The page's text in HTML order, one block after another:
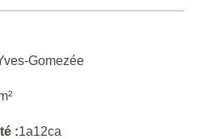
Gomezée
:1a12ca